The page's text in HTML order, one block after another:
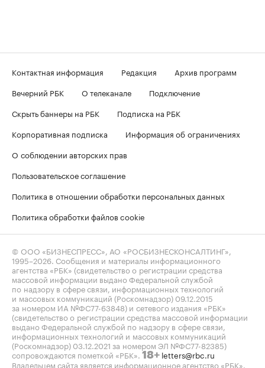
Контактная информация Редакция
Архив программ
Вечерний РБК
О телеканале
Подключение
Скрыть баннеры на РБК
Подписка на РБК
Корпоративная подписка
Информация об ограничениях
О соблюдении авторских прав
Пользовательское соглашение
Политика в отношении обработки персональных данных
Политика обработки файлов cookie
© ООО «БИЗНЕСПРЕСС», АО «РОСБИЗНЕСКОНСАЛТИНГ»,
1995–2026. Сообщения и материалы информационного
агентства «РБК» (свидетельство о регистрации средства
массовой информации выдано Федеральной службой
по надзору в сфере связи, информационных технологий
и массовых коммуникаций (Роскомнадзор) 09.12.2015
за номером ИА №ФС77-63848) и сетевого издания «РБК»
(свидетельство о регистрации средства массовой информации
выдано Федеральной службой по надзору в сфере связи,
информационных технологий и массовых коммуникаций
(Роскомнадзор) 03.12.2021 за номером ЭЛ №ФС77-82385)
сопровождаются пометкой «РБК». 18+ letters@rbc.ru
Владельцем сайта является информационное агентство «РБК».